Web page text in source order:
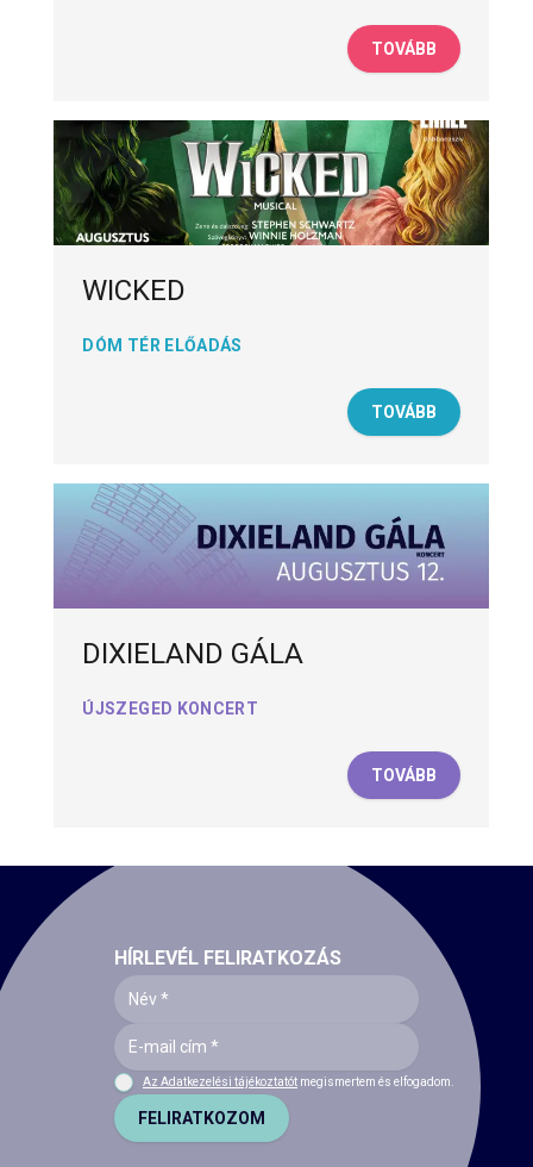
TOVÁBB
WICKED
DÓM TÉR ELŐADÁS
TOVÁBB
DIXIELAND GÁLA
ÚJSZEGED KONCERT
TOVÁBB
HÍRLEVÉL FELIRATKOZÁS
Az Adatkezelési tájékoztatót megismertem és elfogadom.
FELIRATKOZOM